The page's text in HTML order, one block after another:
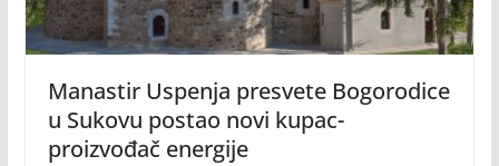
Manastir Uspenja presvete Bogorodice
u Sukovu postao novi kupac-
proizvođač energije